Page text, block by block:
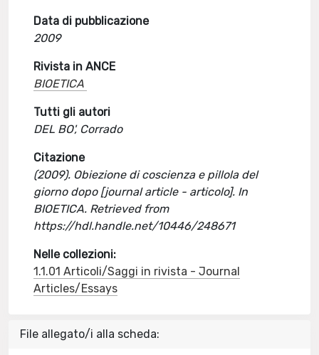
Data di pubblicazione
2009
Rivista in ANCE
BIOETICA
Tutti gli autori
DEL BO', Corrado
Citazione
(2009). Obiezione di coscienza e pillola del
giorno dopo [journal article - articolo]. In
BIOETICA. Retrieved from
https://hdl.handle.net/10446/248671
Nelle collezioni:
1.1.01 Articoli/Saggi in rivista - Journal
Articles/Essays
File allegato/i alla scheda: